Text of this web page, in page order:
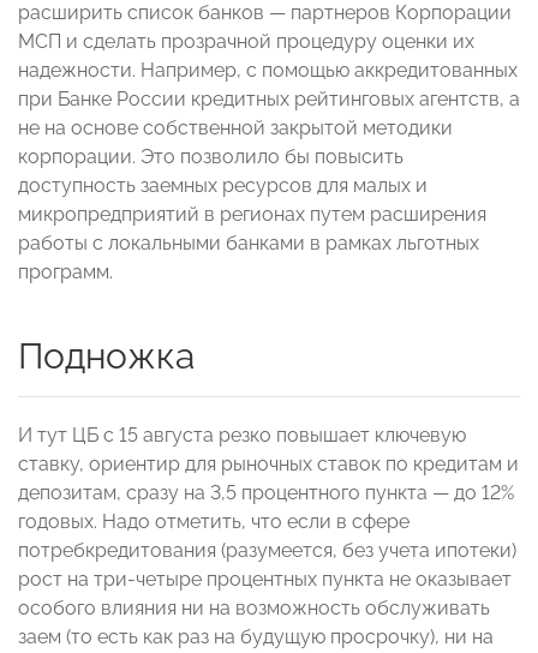
расширить список банков — партнеров Корпорации
МСП и сделать прозрачной процедуру оценки их
надежности. Например, с помощью аккредитованных
при Банке России кредитных рейтинговых агентств, а
не на основе собственной закрытой методики
корпорации. Это позволило бы повысить
доступность заемных ресурсов для малых и
микропредприятий в регионах путем расширения
работы с локальными банками в рамках льготных
программ.
Подножка
И тут ЦБ с 15 августа резко повышает ключевую
ставку, ориентир для рыночных ставок по кредитам и
депозитам, сразу на 3,5 процентного пункта — до 12%
годовых. Надо отметить, что если в сфере
потребкредитования (разумеется, без учета ипотеки)
рост на три-четыре процентных пункта не оказывает
особого влияния ни на возможность обслуживать
заем (то есть как раз на будущую просрочку), ни на